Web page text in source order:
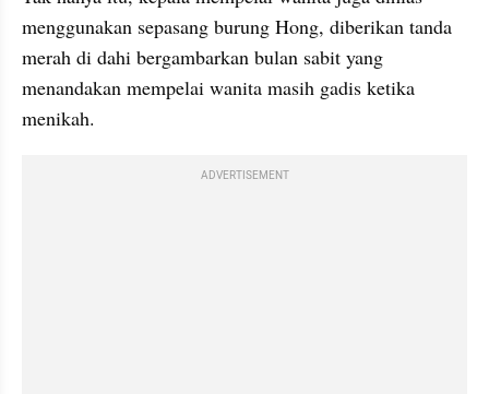
menggunakan sepasang burung Hong, diberikan tanda
merah di dahi bergambarkan bulan sabit yang
menandakan mempelai wanita masih gadis ketika
menikah.
ADVERTISEMENT